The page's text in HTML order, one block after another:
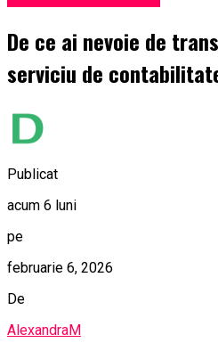
De ce ai nevoie de
serviciu de
Publicat
acum 6 luni
pe
februarie 6, 2026
De
AlexandraM